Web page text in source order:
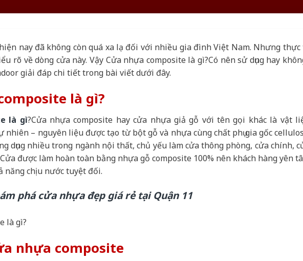
nay đã không còn quá xa lạ đối với nhiều gia đình Việt Nam. Nhưng thực
rõ về dòng cửa này. Vậy Cửa nhựa composite là gì?Có nên sử dụng hay
giải đáp chi tiết trong bài viết dưới đây.
là gì?
là gì?Cửa nhựa composite hay cửa nhựa giả gỗ với tên gọi khác là vật
– nguyên liệu được tạo từ bột gỗ và nhựa cùng chất phụ gia gốc
dụng nhiều trong ngành nội thất, chủ yếu làm cửa thông phòng, cửa chính,
được làm hoàn toàn bằng nhựa gỗ composite 100% nên khách hàng yên
năng chịu nước tuyệt đối.
phá cửa nhựa đẹp giá rẻ tại Quận 11
nhựa composite